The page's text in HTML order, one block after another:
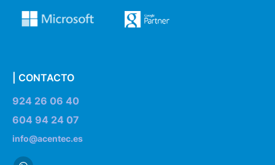
| CONTACTO
924 26 06 40
604 94 24 07
info@acentec.es